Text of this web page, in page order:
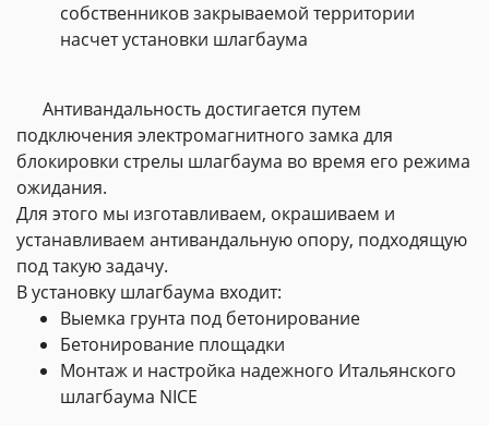
собственников закрываемой территории
насчет установки шлагбаума
Антивандальность достигается путем
подключения электромагнитного замка для
блокировки стрелы шлагбаума во время его режима
ожидания.
Для этого мы изготавливаем, окрашиваем и
устанавливаем антивандальную опору, подходящую
под такую задачу.
В установку шлагбаума входит:
Выемка грунта под бетонирование
Бетонирование площадки
Монтаж и настройка надежного Итальянского
шлагбаума NICE